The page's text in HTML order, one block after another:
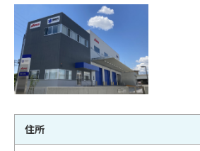
住所